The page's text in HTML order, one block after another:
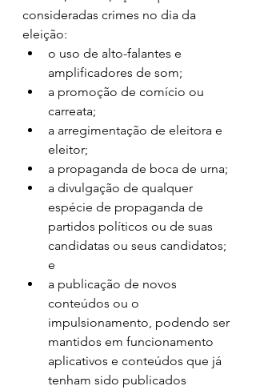
consideradas crimes no dia da
eleição:
o uso de alto-falantes e
amplificadores de som;
a promoção de comício ou
carreata;
a arregimentação de eleitora e
eleitor;
a propaganda de boca de urna;
a divulgação de qualquer
espécie de propaganda de
partidos políticos ou de suas
candidatas ou seus candidatos;
e
a publicação de novos
conteúdos ou o
impulsionamento, podendo ser
mantidos em funcionamento
aplicativos e conteúdos que já
tenham sido publicados